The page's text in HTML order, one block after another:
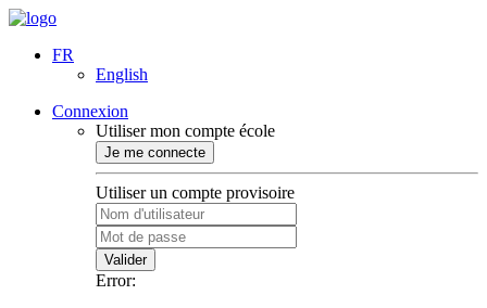
FR
English
Connexion
Utiliser mon compte école
Je me connecte
Utiliser un compte provisoire
Valider
Error: